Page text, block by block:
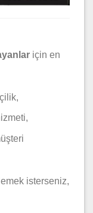
için en
isterseniz,